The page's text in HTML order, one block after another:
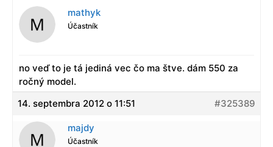
mathyk
Účastník
no veď to je tá jediná vec čo ma štve. dám 550 za
ročný model.
14. septembra 2012 o 11:51
#325389
majdy
Účastník